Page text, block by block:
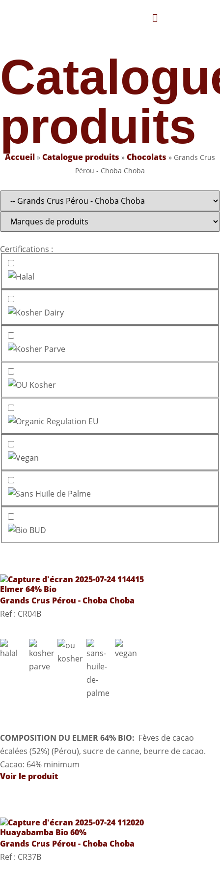
produits
Accueil » Catalogue produits » Chocolats » Grands Crus
Pérou - Choba Choba
Certifications :
Elmer 64% Bio
Grands Crus Pérou - Choba Choba
Ref : CR04B
COMPOSITION DU ELMER 64% BIO: Fèves de cacao
écalées (52%) (Pérou), sucre de canne, beurre de cacao.
Cacao: 64% minimum
Voir le produit
Huayabamba Bio 60%
Grands Crus Pérou - Choba Choba
Ref : CR37B